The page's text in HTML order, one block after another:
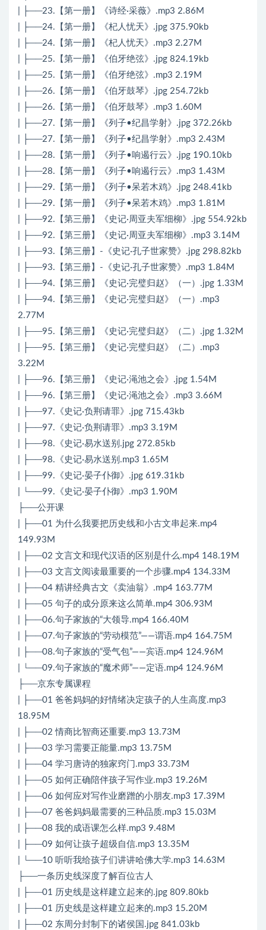
| ├──23.【第一册】《诗经·采薇》.mp3 2.86M
| ├──24.【第一册】《杞人忧天》.jpg 375.90kb
| ├──24.【第一册】《杞人忧天》.mp3 2.27M
| ├──25.【第一册】《伯牙绝弦》.jpg 824.19kb
| ├──25.【第一册】《伯牙绝弦》.mp3 2.19M
| ├──26.【第一册】《伯牙鼓琴》.jpg 254.72kb
| ├──26.【第一册】《伯牙鼓琴》.mp3 1.60M
| ├──27.【第一册】《列子•纪昌学射》.jpg 372.26kb
| ├──27.【第一册】《列子•纪昌学射》.mp3 2.43M
| ├──28.【第一册】《列子•响遏行云》.jpg 190.10kb
| ├──28.【第一册】《列子•响遏行云》.mp3 1.43M
| ├──29.【第一册】《列子•呆若木鸡》.jpg 248.41kb
| ├──29.【第一册】《列子•呆若木鸡》.mp3 1.81M
| ├──92.【第三册】《史记·周亚夫军细柳》.jpg 554.92kb
| ├──92.【第三册】《史记·周亚夫军细柳》.mp3 3.14M
| ├──93.【第三册】-《史记·孔子世家赞》.jpg 298.82kb
| ├──93.【第三册】-《史记·孔子世家赞》.mp3 1.84M
| ├──94.【第三册】《史记·完璧归赵》（一）.jpg 1.33M
| ├──94.【第三册】《史记·完璧归赵》（一）.mp3
2.77M
| ├──95.【第三册】《史记·完璧归赵》（二）.jpg 1.32M
| ├──95.【第三册】《史记·完璧归赵》（二）.mp3
3.22M
| ├──96.【第三册】《史记·渑池之会》.jpg 1.54M
| ├──96.【第三册】《史记·渑池之会》.mp3 3.66M
| ├──97.《史记·负荆请罪》.jpg 715.43kb
| ├──97.《史记·负荆请罪》.mp3 3.19M
| ├──98.《史记·易水送别.jpg 272.85kb
| ├──98.《史记·易水送别.mp3 1.65M
| ├──99.《史记·晏子仆御》.jpg 619.31kb
| └──99.《史记·晏子仆御》.mp3 1.90M
├──公开课
| ├──01 为什么我要把历史线和小古文串起来.mp4
149.93M
| ├──02 文言文和现代汉语的区别是什么.mp4 148.19M
| ├──03 文言文阅读最重要的一个步骤.mp4 134.33M
| ├──04 精讲经典古文《卖油翁》.mp4 163.77M
| ├──05 句子的成分原来这么简单.mp4 306.93M
| ├──06.句子家族的“大领导.mp4 166.40M
| ├──07.句子家族的“劳动模范”——谓语.mp4 164.75M
| ├──08.句子家族的“受气包”——宾语.mp4 124.96M
| └──09.句子家族的“魔术师”——定语.mp4 124.96M
├──京东专属课程
| ├──01 爸爸妈妈的好情绪决定孩子的人生高度.mp3
18.95M
| ├──02 情商比智商还重要.mp3 13.73M
| ├──03 学习需要正能量.mp3 13.75M
| ├──04 学习唐诗的独家窍门.mp3 33.73M
| ├──05 如何正确陪伴孩子写作业.mp3 19.26M
| ├──06 如何应对写作业磨蹭的小朋友.mp3 17.39M
| ├──07 爸爸妈妈最需要的三种品质.mp3 15.03M
| ├──08 我的成语课怎么样.mp3 9.48M
| ├──09 如何让孩子超级自信.mp3 13.35M
| └──10 听听我给孩子们讲讲哈佛大学.mp3 14.63M
├──一条历史线深度了解百位古人
| ├──01 历史线是这样建立起来的.jpg 809.80kb
| ├──01 历史线是这样建立起来的.mp3 15.20M
| ├──02 东周分封制下的诸侯国.jpg 841.03kb